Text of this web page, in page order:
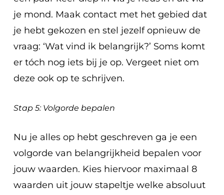
je mond. Maak contact met het gebied dat
je hebt gekozen en stel jezelf opnieuw de
vraag: ‘Wat vind ik belangrijk?’ Soms komt
er tóch nog iets bij je op. Vergeet niet om
deze ook op te schrijven.
Stap 5: Volgorde bepalen
Nu je alles op hebt geschreven ga je een
volgorde van belangrijkheid bepalen voor
jouw waarden. Kies hiervoor maximaal 8
waarden uit jouw stapeltje welke absoluut